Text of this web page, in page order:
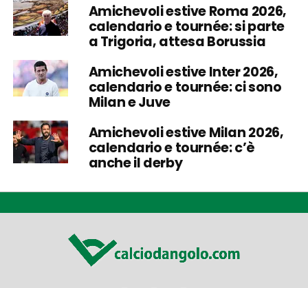
Amichevoli estive Roma 2026,
calendario e tournée: si parte
a Trigoria, attesa Borussia
Amichevoli estive Inter 2026,
calendario e tournée: ci sono
Milan e Juve
Amichevoli estive Milan 2026,
calendario e tournée: c’è
anche il derby